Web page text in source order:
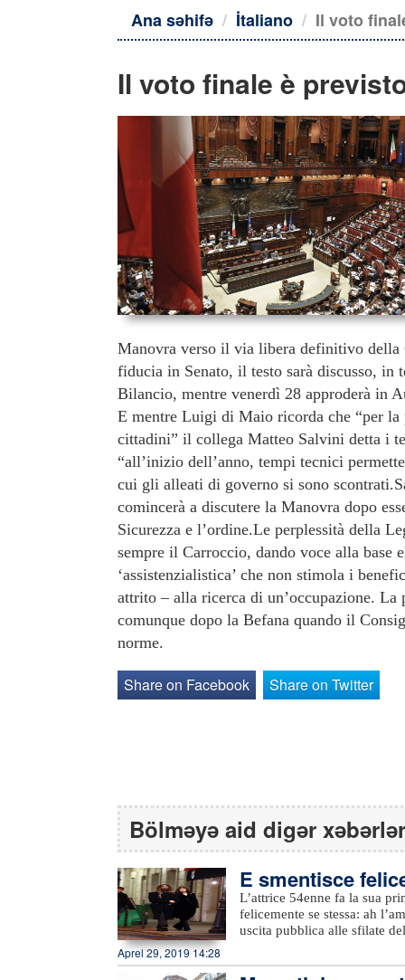
Ana səhifə İtaliano Il voto
Il voto finale è
Manovra verso il via libera definitivo della
fiducia in Senato, il testo sarà discusso, in
Bilancio, mentre venerdì 28 approderà in
E mentre Luigi di Maio ricorda che “per
cittadini” il collega Matteo Salvini detta i
“all’inizio dell’anno, tempi tecnici
cui gli alleati di governo si sono
comincerà a discutere la Manovra dopo
Sicurezza e l’ordine.Le perplessità della
sempre il Carroccio, dando voce alla
‘assistenzialistica’ che non stimola i
attrito – alla ricerca di un’occupazione. La
comunque dopo la Befana quando il
norme.
Share on Facebook Share on Twitter
Bölməyə aid digər xəbərlər
E smentisce
L’attrice 54enne fa la sua
felicemente se stessa: ah
uscita pubblica alle sfilate
lei aveva detto: “Mai con
Aprel 29, 2019 14:28